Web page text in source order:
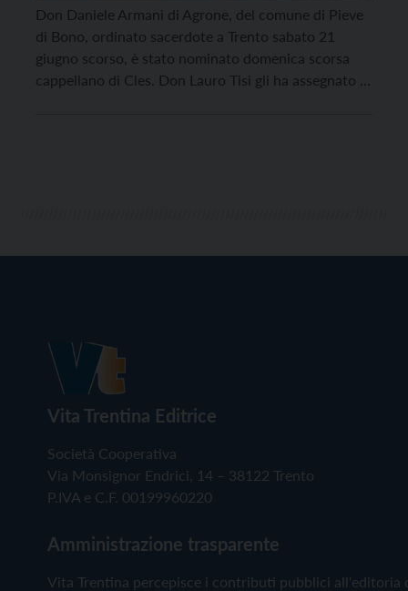
Don Daniele Armani di Agrone, del comune di Pieve
di Bono, ordinato sacerdote a Trento sabato 21
giugno scorso, è stato nominato domenica scorsa
cappellano di Cles. Don Lauro Tisi gli ha assegnato le
Vita Trentina Editrice
Società Cooperativa
Via Monsignor Endrici, 14 – 38122 Trento
P.IVA e C.F. 00199960220
Amministrazione trasparente
Vita Trentina percepisce i contributi pubblici all'editoria